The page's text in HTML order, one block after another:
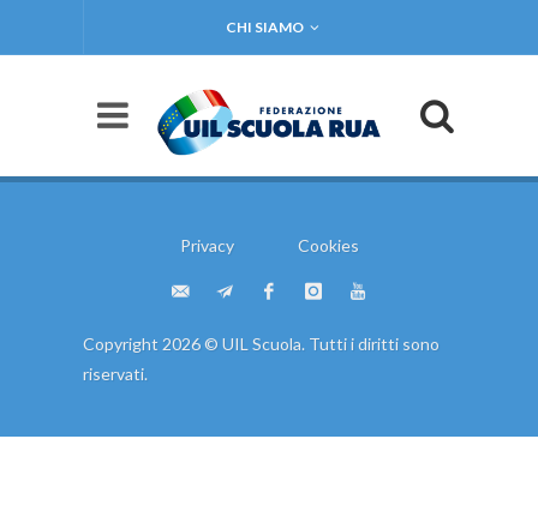
CHI SIAMO
Privacy Cookies
Copyright 2026 © UIL Scuola. Tutti i diritti sono
riservati.